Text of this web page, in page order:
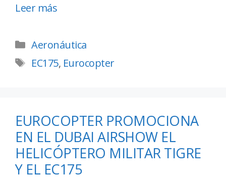
Leer más
Aeronáutica
EC175, Eurocopter
EUROCOPTER PROMOCIONA
EN EL DUBAI AIRSHOW EL
HELICÓPTERO MILITAR TIGRE
Y EL EC175